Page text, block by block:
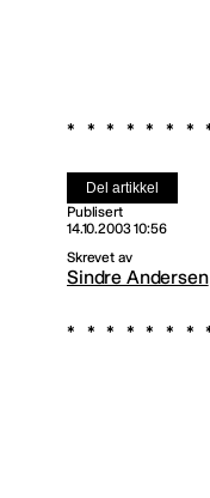
Del artikkel
Publisert
14.10.2003 10:56
Skrevet av
Sindre Andersen